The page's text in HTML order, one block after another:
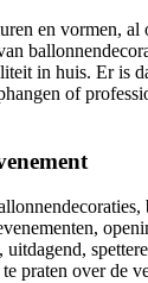
en vormen, al
in huis. Er is
of
praten over de